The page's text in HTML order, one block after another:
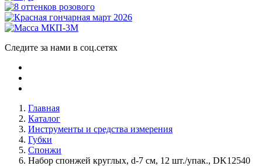
Следите за нами в соц.сетях
Главная
Каталог
Инструменты и средства измерения
Губки
Спонжи
Набор спонжей круглых, d-7 см, 12 шт./упак., DK12540